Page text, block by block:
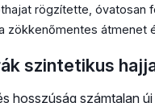
rögzítette, óvatosan
zökkenőmentes átmenet
szintetikus
hosszúság számtalan